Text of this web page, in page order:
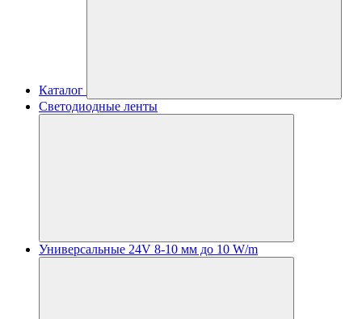
Каталог
Светодиодные ленты
Универсальные 24V 8-10 мм до 10 W/m